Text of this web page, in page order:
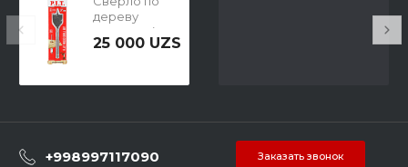
дереву
перовое (P.I.T.
AWOD04-
25 000 UZS
+998997117090 Заказать звонок